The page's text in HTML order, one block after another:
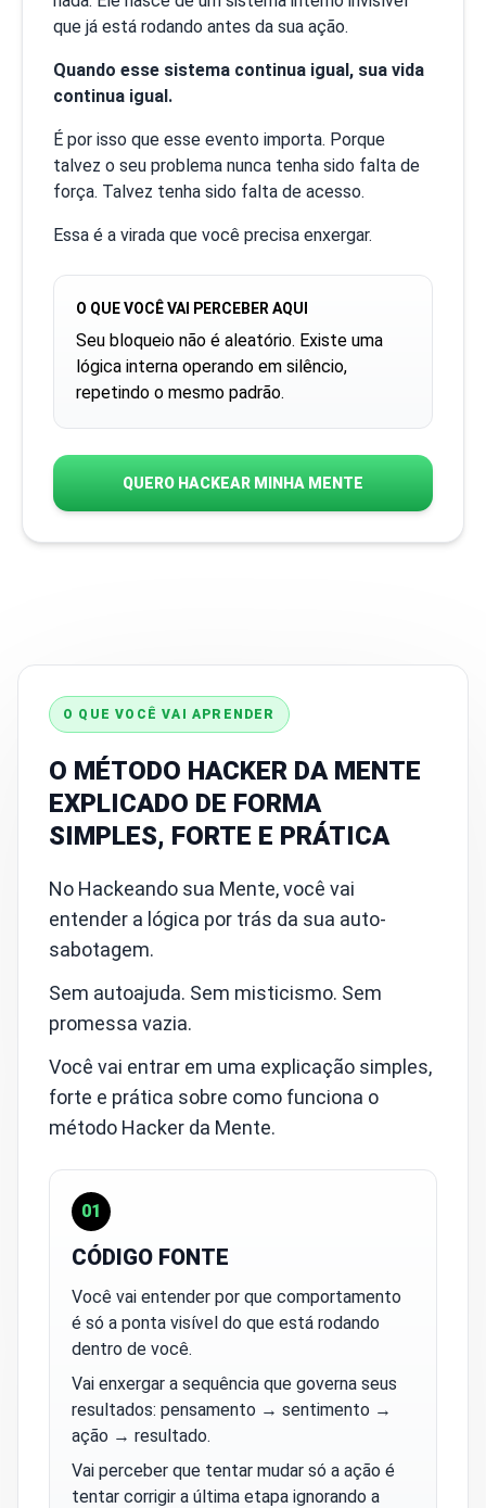
que já está rodando antes da sua ação.
Quando esse sistema continua igual, sua vida
continua igual.
É por isso que esse evento importa. Porque
talvez o seu problema nunca tenha sido falta de
força. Talvez tenha sido falta de acesso.
Essa é a virada que você precisa enxergar.
O QUE VOCÊ VAI PERCEBER AQUI
Seu bloqueio não é aleatório. Existe uma
lógica interna operando em silêncio,
repetindo o mesmo padrão.
QUERO HACKEAR MINHA MENTE
O QUE VOCÊ VAI APRENDER
O MÉTODO HACKER DA MENTE
EXPLICADO DE FORMA
SIMPLES, FORTE E PRÁTICA
No Hackeando sua Mente, você vai
entender a lógica por trás da sua auto-
sabotagem.
Sem autoajuda. Sem misticismo. Sem
promessa vazia.
Você vai entrar em uma explicação simples,
forte e prática sobre como funciona o
método Hacker da Mente.
01
CÓDIGO FONTE
Você vai entender por que comportamento
é só a ponta visível do que está rodando
dentro de você.
Vai enxergar a sequência que governa seus
resultados: pensamento → sentimento →
ação → resultado.
Vai perceber que tentar mudar só a ação é
tentar corrigir a última etapa ignorando a